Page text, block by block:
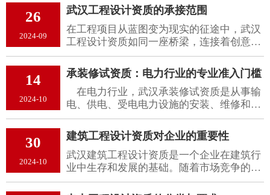
的安装和维护需要专业的知识和技能，以及
相应的许可证。为了方便广大客户，湖北电
力设施许可证代办​服务应运而生。
26
2024-09
武汉工程设计资质的承接范围
在工程项目从蓝图变为现实的征途中，武汉
工程设计资质​如同一座桥梁，连接着创意与
实践，确保每一项建设都能在安全、合理、
经济的前提下稳步前行。这一资质，不仅是
设计单位技术实力与专业水平的直接体现，
更是其能够承接项目范围的重要标尺。
14
2024-10
承装修试资质：电力行业的专业准入门槛
在电力行业，武汉承装修试资质是从事输
电、供电、受电电力设施的安装、维修和试
验项目的必要前提。这一资质由国家能源局
颁发，旨在确保电力设施的安装、维修和试
验工作符合安全、质量和环保要求，保障电
力系统的稳定运行和人民群众的生命财产安
全。
30
2024-10
建筑工程设计资质对企业的重要性
武汉建筑工程设计资质是一个企业在建筑行
业中生存和发展的基础。随着市场竞争的日
益激烈，拥有合法有效的设计资质不仅是企
业合法经营的证明，更是参与各类工程项目